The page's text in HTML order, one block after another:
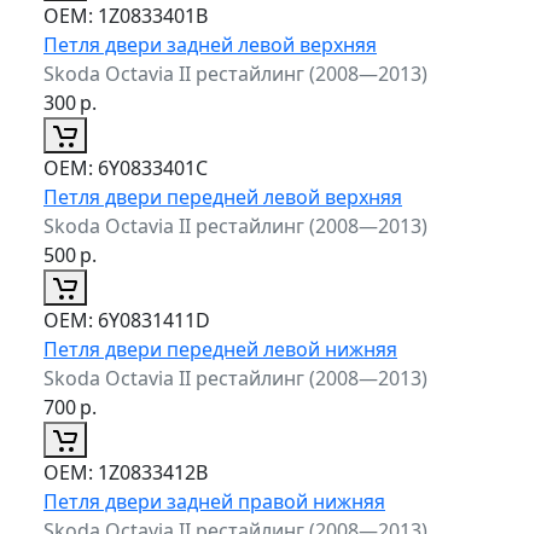
ОЕМ: 1Z0833401B
Петля двери задней левой верхняя
Skoda Octavia II рестайлинг (2008—2013)
300р.
ОЕМ: 6Y0833401C
Петля двери передней левой верхняя
Skoda Octavia II рестайлинг (2008—2013)
500р.
ОЕМ: 6Y0831411D
Петля двери передней левой нижняя
Skoda Octavia II рестайлинг (2008—2013)
700р.
ОЕМ: 1Z0833412B
Петля двери задней правой нижняя